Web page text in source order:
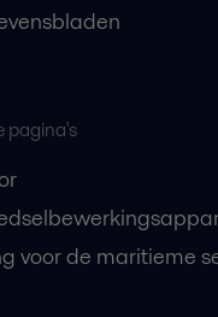
pagina's
voor de maritieme